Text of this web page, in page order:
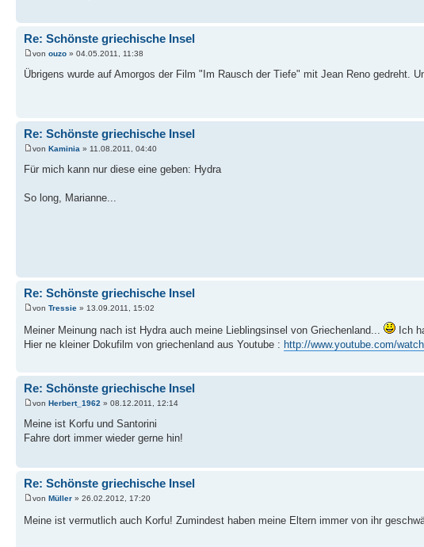
Re: Schönste griechische Insel
von ouzo » 04.05.2011, 11:38
Übrigens wurde auf Amorgos der Film "Im Rausch der Tiefe" mit Jean Reno gedreht.
Re: Schönste griechische Insel
von Kaminia » 11.08.2011, 04:40
Für mich kann nur diese eine geben: Hydra
So long, Marianne...
Re: Schönste griechische Insel
von Tressie » 13.09.2011, 15:02
Meiner Meinung nach ist Hydra auch meine Lieblingsinsel von Griechenland...
Ich
Hier ne kleiner Dokufilm von griechenland aus Youtube : http://www.youtube.com/
Re: Schönste griechische Insel
von Herbert_1962 » 08.12.2011, 12:14
Meine ist Korfu und Santorini
Fahre dort immer wieder gerne hin!
Re: Schönste griechische Insel
von Müller » 26.02.2012, 17:20
Meine ist vermutlich auch Korfu! Zumindest haben meine Eltern immer von ihr